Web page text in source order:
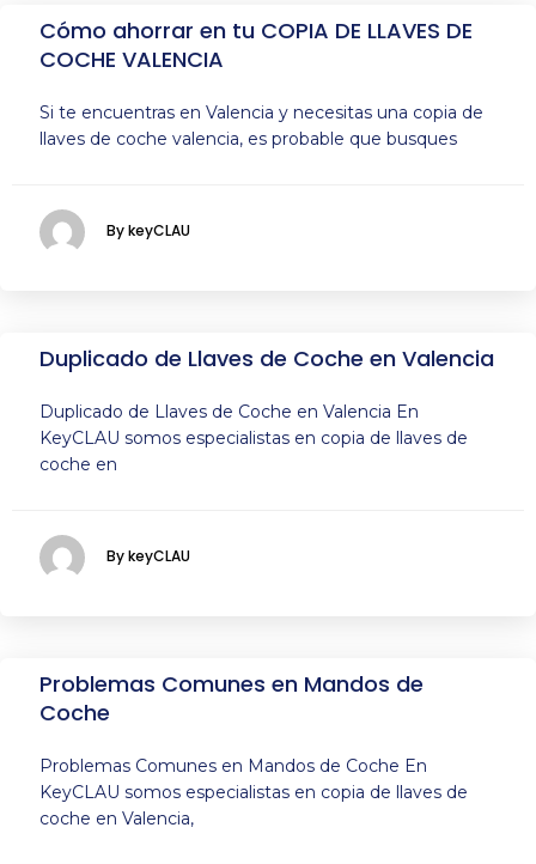
Cómo ahorrar en tu COPIA DE LLAVES DE
COCHE VALENCIA
Si te encuentras en Valencia y necesitas una copia de
llaves de coche valencia, es probable que busques
By keyCLAU
Duplicado de Llaves de Coche en Valencia
Duplicado de Llaves de Coche en Valencia En
KeyCLAU somos especialistas en copia de llaves de
coche en
By keyCLAU
Problemas Comunes en Mandos de
Coche
Problemas Comunes en Mandos de Coche En
KeyCLAU somos especialistas en copia de llaves de
coche en Valencia,